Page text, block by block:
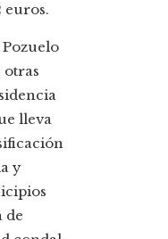
euros.
lleva
y
de